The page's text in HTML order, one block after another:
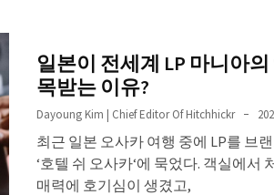
일본이 전세계 LP 마니아의
목받는 이유?
Dayoung Kim | Chief Editor Of Hitchhickr
최근 일본 오사카 여행 중에 LP를 브
‘호텔 쉬 오사카‘에 묵었다. 객실에서
매력에 호기심이 생겼고,